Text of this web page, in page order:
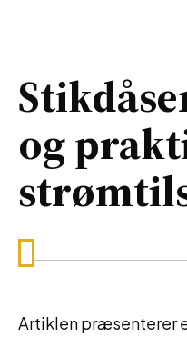
og
Artiklen præsenterer